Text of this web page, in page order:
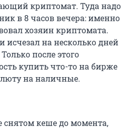
криптомат. Туда надо
в 8 часов вечера: именно
хозяин криптомата.
исчезал на несколько дней
после этого
купить что-то на бирже
на наличные.
снятом кеше до момента,